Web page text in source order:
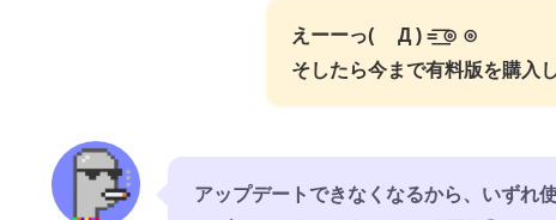
えーーっ( Д ) =͟͟͞͞ ⊙ ⊙
そしたら今まで有料版を購入
アップデートできなくなるから、いず